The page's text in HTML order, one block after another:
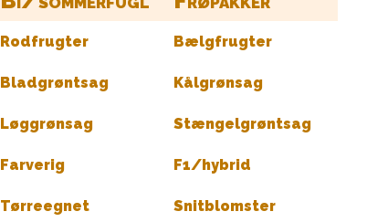
Rodfrugter Bælgfrugter
Bladgrøntsag Kålgrønsag
Løggrønsag Stængelgrøntsag
Farverig F1/hybrid
Tørreegnet Snitblomster